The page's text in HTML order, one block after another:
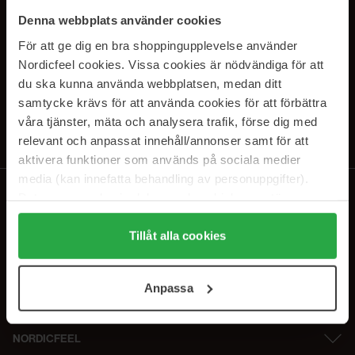
Denna webbplats använder cookies
För att ge dig en bra shoppingupplevelse använder
Nordicfeel cookies. Vissa cookies är nödvändiga för att
du ska kunna använda webbplatsen, medan ditt
samtycke krävs för att använda cookies för att förbättra
våra tjänster, mäta och analysera trafik, förse dig med
relevant och anpassat innehåll/annonser samt för att
aktivera funktioner som används på sociala medier
media (kan innefatta behandling av personuppgifter).
Genom att trycka på "Tillåt alla cookies" accepterar du
alla cookies, medan du under "Detaljer" kan anpassa
användningen av cookies. Du kan när som helst återkalla
samt vår Integritetspolicy.
Tillåt alla cookies
Anpassa
PRENUMERERA PÅ VÅRA
NYHETSBREV
E-postadress
Genom att prenumerera accepterar du vårIntegritetspolicy.
NORDICFEEL